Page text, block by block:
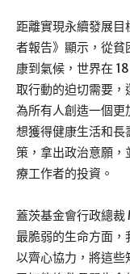
距離實現永續發展
者報告》顯示，從
康到氣候，世界在
取行動的迫切需要，
為所有人創造一個
想獲得健康生活和
策，拿出政治意願
療工作者的投資。
蓋茨基金會行政總
最脆弱的生命方面
以齊心協力，將這